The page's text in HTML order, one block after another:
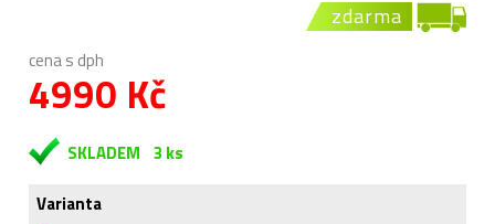
zdarma
cena s dph
4990 Kč
SKLADEM 3 ks
Varianta